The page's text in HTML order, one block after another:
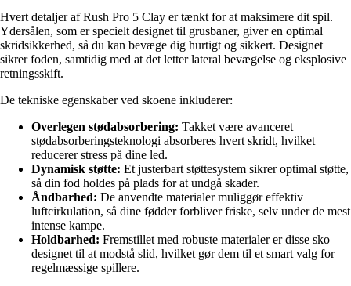
Hvert detaljer af Rush Pro 5 Clay er tænkt for at maksimere dit spil.
Ydersålen, som er specielt designet til grusbaner, giver en optimal
skridsikkerhed, så du kan bevæge dig hurtigt og sikkert. Designet
sikrer foden, samtidig med at det letter lateral bevægelse og eksplosive
retningsskift.
De tekniske egenskaber ved skoene inkluderer:
Overlegen stødabsorbering: Takket være avanceret
stødabsorberingsteknologi absorberes hvert skridt, hvilket
reducerer stress på dine led.
Dynamisk støtte: Et justerbart støttesystem sikrer optimal støtte,
så din fod holdes på plads for at undgå skader.
Åndbarhed: De anvendte materialer muliggør effektiv
luftcirkulation, så dine fødder forbliver friske, selv under de mest
intense kampe.
Holdbarhed: Fremstillet med robuste materialer er disse sko
designet til at modstå slid, hvilket gør dem til et smart valg for
regelmæssige spillere.